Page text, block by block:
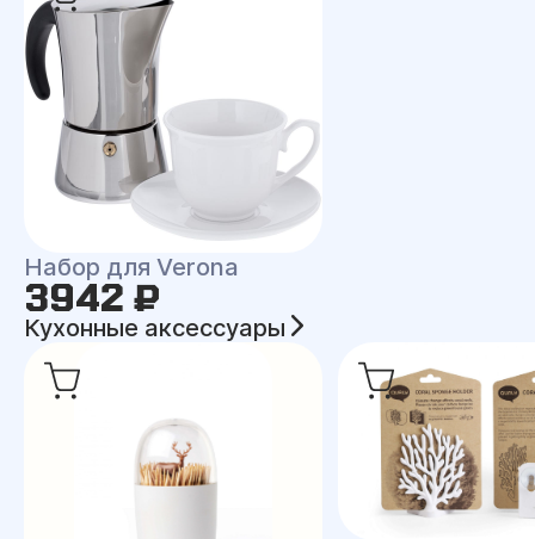
Набор для Verona
3942 ₽
Кухонные аксессуары